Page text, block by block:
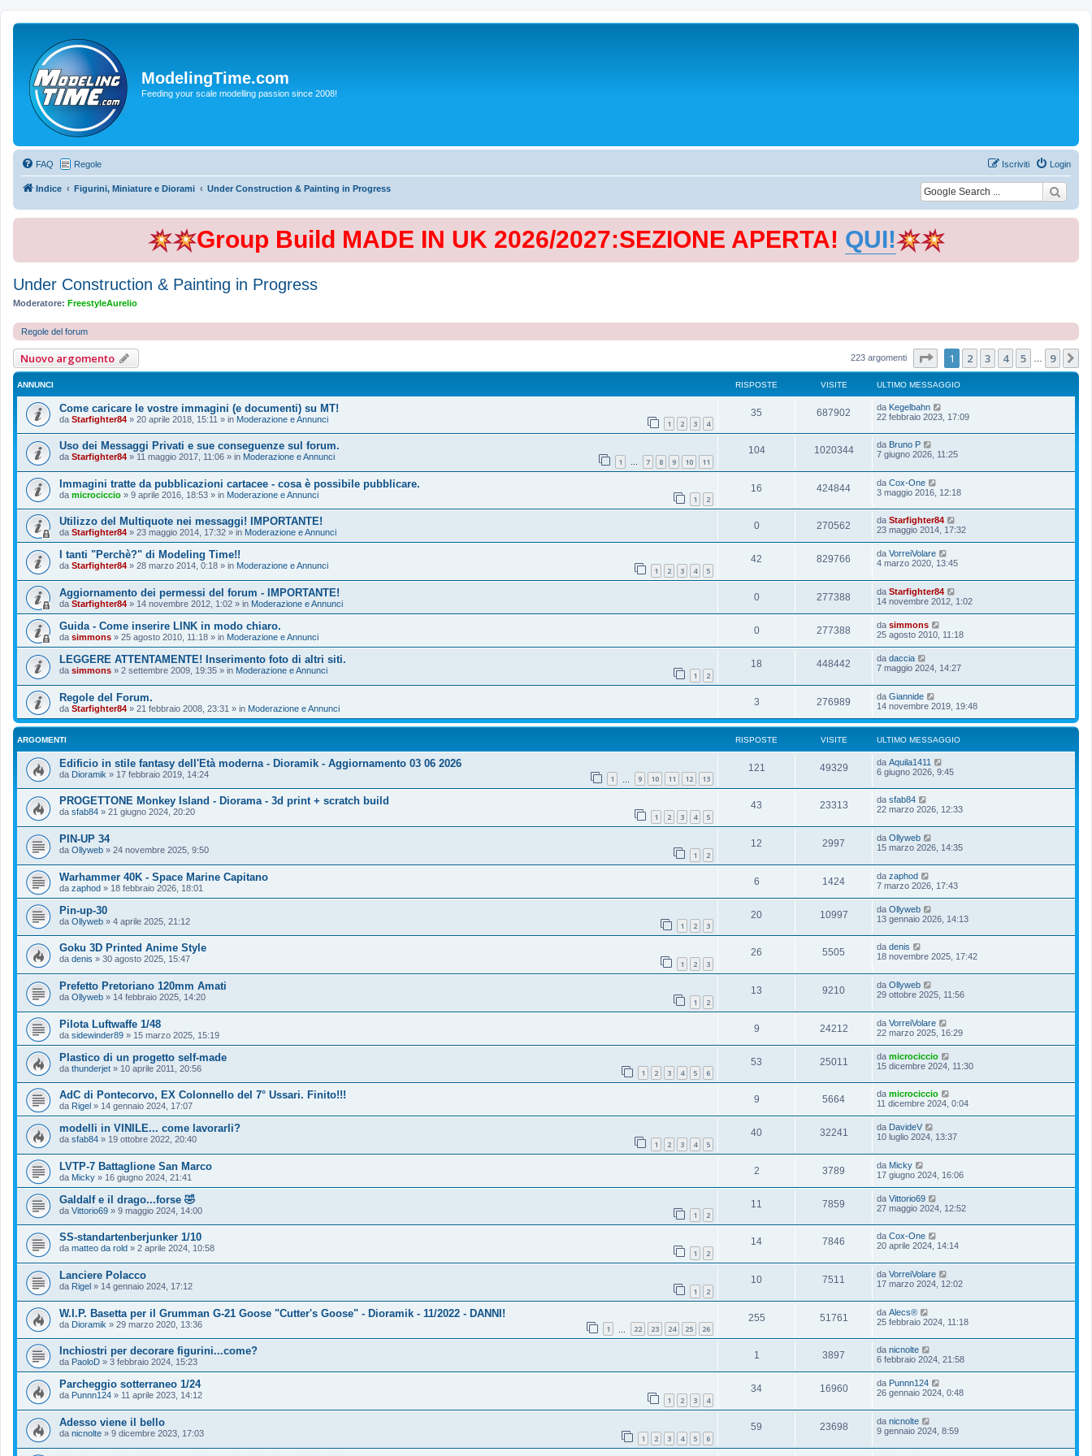
ModelingTime.com
Feeding your scale modelling passion since 2008!
FAQ Regole Login
Iscriviti
Indice Figurini, Miniature e Diorami Under Construction & Painting in Progress
Group Build MADE IN UK 2026/2027:SEZIONE APERTA! QUI!
Under Construction & Painting in Progress
Moderatore: FreestyleAurelio
Regole del forum
Nuovo argomento 223 argomenti Pagina di
1 2 3 4 5 9
ANNUNCI RISPOSTE VISITE ULTIMO MESSAGGIO
Come caricare le vostre immagini (e documenti) su MT!
da Starfighter84 » 20 aprile 2018, 15:11 » in Moderazione e Annunci 1 2 3 4
35 687902 da Kegelbahn
22 febbraio 2023, 17:09
Uso dei Messaggi Privati e sue conseguenze sul forum.
da Starfighter84 » 11 maggio 2017, 11:06 » in Moderazione e Annunci 1 … 7 8 9 10 11
104 1020344 da Bruno P
7 giugno 2026, 11:25
Immagini tratte da pubblicazioni cartacee - cosa è possibile pubblicare.
da microciccio » 9 aprile 2016, 18:53 » in Moderazione e Annunci 1 2
16 424844 da Cox-One
3 maggio 2016, 12:18
Utilizzo del Multiquote nei messaggi! IMPORTANTE!
da Starfighter84 » 23 maggio 2014, 17:32 » in Moderazione e Annunci
0 270562 da Starfighter84
23 maggio 2014, 17:32
I tanti "Perchè?" di Modeling Time!!
da Starfighter84 » 28 marzo 2014, 0:18 » in Moderazione e Annunci 1 2 3 4 5
42 829766 da VorreiVolare
4 marzo 2020, 13:45
Aggiornamento dei permessi del forum - IMPORTANTE!
da Starfighter84 » 14 novembre 2012, 1:02 » in Moderazione e Annunci
0 277388 da Starfighter84
14 novembre 2012, 1:02
Guida - Come inserire LINK in modo chiaro.
da simmons » 25 agosto 2010, 11:18 » in Moderazione e Annunci
0 277388 da simmons
25 agosto 2010, 11:18
LEGGERE ATTENTAMENTE! Inserimento foto di altri siti.
da simmons » 2 settembre 2009, 19:35 » in Moderazione e Annunci 1 2
18 448442 da daccia
7 maggio 2024, 14:27
Regole del Forum.
da Starfighter84 » 21 febbraio 2008, 23:31 » in Moderazione e Annunci
3 276989 da Giannide
14 novembre 2019, 19:48
ARGOMENTI RISPOSTE VISITE ULTIMO MESSAGGIO
Edificio in stile fantasy dell'Età moderna - Dioramik - Aggiornamento 03 06 2026
da Dioramik » 17 febbraio 2019, 14:24 1 9 10 11 12 13
121 49329 da Aquila1411
6 giugno 2026, 9:45
PROGETTONE Monkey Island - Diorama - 3d print + scratch build
da sfab84 » 21 giugno 2024, 20:20 1 2 3 4 5
43 23313 da sfab84
22 marzo 2026, 12:33
PIN-UP 34
da Ollyweb » 24 novembre 2025, 9:50 1 2
12 2997 da Ollyweb
15 marzo 2026, 14:35
Warhammer 40K - Space Marine Capitano
da zaphod » 18 febbraio 2026, 18:01
6 1424 da zaphod
7 marzo 2026, 17:43
Pin-up-30
da Ollyweb » 4 aprile 2025, 21:12 1 2 3
20 10997 da Ollyweb
13 gennaio 2026, 14:13
Goku 3D Printed Anime Style
da denis » 30 agosto 2025, 15:47 1 2 3
26 5505 da denis
18 novembre 2025, 17:42
Prefetto Pretoriano 120mm Amati
da Ollyweb » 14 febbraio 2025, 14:20 1 2
13 9210 da Ollyweb
29 ottobre 2025, 11:56
Pilota Luftwaffe 1/48
da sidewinder89 » 15 marzo 2025, 15:19
9 24212 da VorreiVolare
22 marzo 2025, 16:29
Plastico di un progetto self-made
da thunderjet » 10 aprile 2011, 20:56 1 2 3 4 5 6
53 25011 da microciccio
15 dicembre 2024, 11:30
AdC di Pontecorvo, EX Colonnello del 7° Ussari. Finito!!!
da Rigel » 14 gennaio 2024, 17:07
9 5664 da microciccio
11 dicembre 2024, 0:04
modelli in VINILE... come lavorarli?
da sfab84 » 19 ottobre 2022, 20:40 1 2 3 4 5
40 32241 da DavideV
10 luglio 2024, 13:37
LVTP-7 Battaglione San Marco
da Micky » 16 giugno 2024, 21:41
2 3789 da Micky
17 giugno 2024, 16:06
Galdalf e il drago...forse 🤣
da Vittorio69 » 9 maggio 2024, 14:00 1 2
11 7859 da Vittorio69
27 maggio 2024, 12:52
SS-standartenberjunker 1/10
da matteo da rold » 2 aprile 2024, 10:58 1 2
14 7846 da Cox-One
20 aprile 2024, 14:14
Lanciere Polacco
da Rigel » 14 gennaio 2024, 17:12 1 2
10 7511 da VorreiVolare
17 marzo 2024, 12:02
W.I.P. Basetta per il Grumman G-21 Goose "Cutter's Goose" - Dioramik - 11/2022 - DANNI!
da Dioramik » 29 marzo 2020, 13:36 1 22 23 24 25 26
255 51761 da Alecs®
25 febbraio 2024, 11:18
Inchiostri per decorare figurini...come?
da PaoloD » 3 febbraio 2024, 15:23
1 3897 da nicnolte
6 febbraio 2024, 21:58
Parcheggio sotterraneo 1/24
da Punnn124 » 11 aprile 2023, 14:12 1 2 3 4
34 16960 da Punnn124
26 gennaio 2024, 0:48
Adesso viene il bello
da nicnolte » 9 dicembre 2023, 17:03 1 2 3 4 5 6
59 23698 da nicnolte
9 gennaio 2024, 8:59